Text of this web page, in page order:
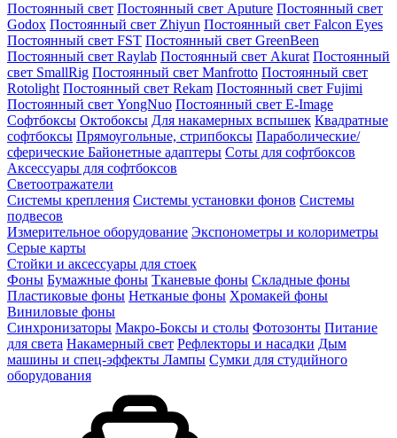
Постоянный свет Постоянный свет Aputure Постоянный свет
Godox Постоянный свет Zhiyun Постоянный свет Falcon Eyes
Постоянный свет FST Постоянный свет GreenBeen
Постоянный свет Raylab Постоянный свет Akurat Постоянный
свет SmallRig Постоянный свет Manfrotto Постоянный свет
Rotolight Постоянный свет Rekam Постоянный свет Fujimi
Постоянный свет YongNuo Постоянный свет E-Image
Софтбоксы Октобоксы Для накамерных вспышек Квадратные
софтбоксы Прямоугольные, стрипбоксы Параболические/
сферические Байонетныe адаптеры Соты для софтбоксов
Аксессуары для софтбоксов
Светоотражатели
Системы крепления Системы установки фонов Системы
подвесов
Измерительное оборудование Экспонометры и колориметры
Серые карты
Стойки и аксессуары для стоек
Фоны Бумажные фоны Тканевые фоны Складные фоны
Пластиковые фоны Нетканые фоны Хромакей фоны
Виниловые фоны
Синхронизаторы Макро-Боксы и столы Фотозонты Питание
для света Накамерный свет Рефлекторы и насадки Дым
машины и спец-эффекты Лампы Сумки для студийного
оборудования